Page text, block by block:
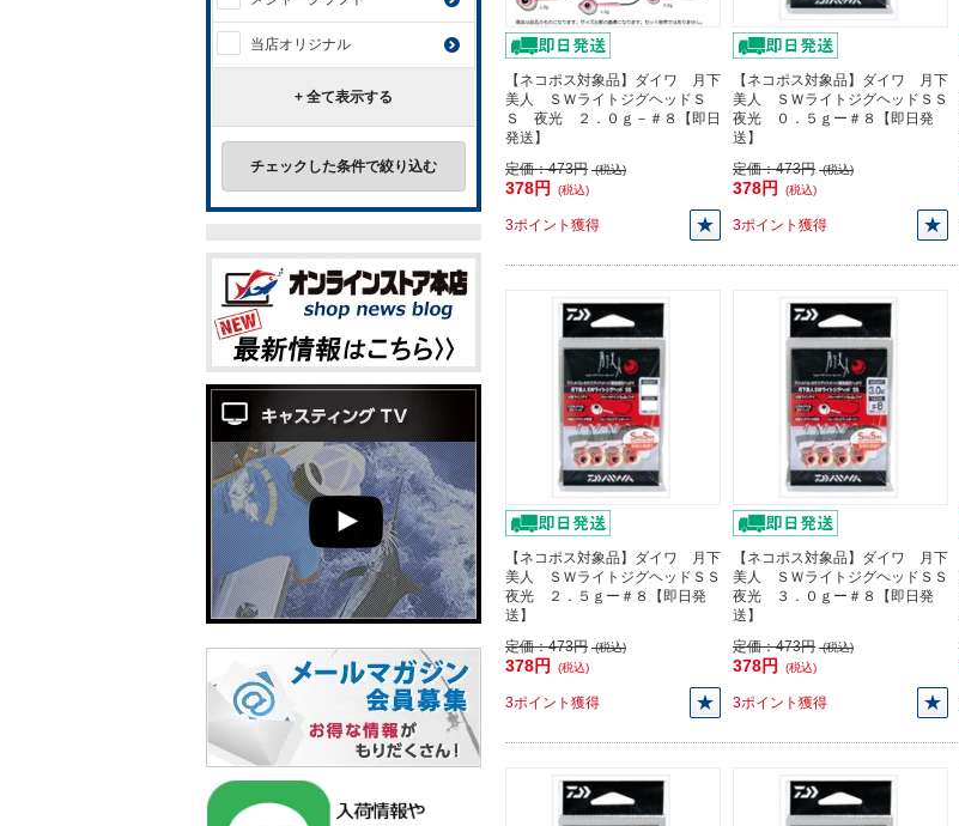
【ネコポス対象品】ダイワ 月下
美人 ＳＷライトジグヘッドＳ
Ｓ 夜光 ２．０ｇ－＃８【即日
発送】
定価：473円 (税込)
378円 (税込)
3ポイント獲得
【ネコポス対象品】ダイワ 月下
美人 ＳＷライトジグヘッドＳＳ
夜光 ０．５ｇー＃８【即日発
送】
定価：473円 (税込)
378円 (税込)
3ポイント獲得
【ネコポス対象品】ダイワ 月下
美人 ＳＷライトジグヘッドＳＳ
夜光 ２．５ｇー＃８【即日発
送】
定価：473円 (税込)
378円 (税込)
3ポイント獲得
【ネコポス対象品】ダイワ 月下
美人 ＳＷライトジグヘッドＳＳ
夜光 ３．０ｇー＃８【即日発
送】
定価：473円 (税込)
378円 (税込)
3ポイント獲得
当店オリジナル
+ 全て表示する
チェックした条件で絞り込む